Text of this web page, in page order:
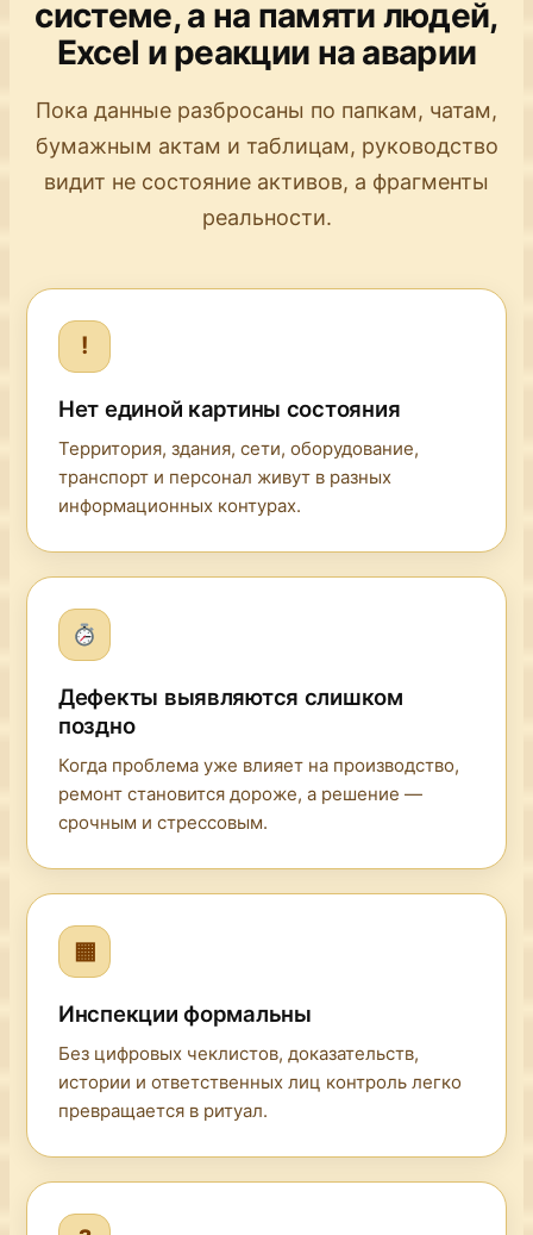
системе, а на памяти людей,
Excel и реакции на аварии
Пока данные разбросаны по папкам, чатам,
бумажным актам и таблицам, руководство
видит не состояние активов, а фрагменты
реальности.
!
Нет единой картины состояния
Территория, здания, сети, оборудование,
транспорт и персонал живут в разных
информационных контурах.
Дефекты выявляются слишком
поздно
Когда проблема уже влияет на производство,
ремонт становится дороже, а решение —
срочным и стрессовым.
▦
Инспекции формальны
Без цифровых чеклистов, доказательств,
истории и ответственных лиц контроль легко
превращается в ритуал.